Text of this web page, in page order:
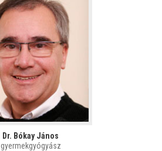
Dr. Bókay János
gyermekgyógyász